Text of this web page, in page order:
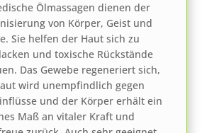
Ölmassagen dienen der
von Körper, Geist und
Sie helfen der Haut sich zu
und toxische Rückstände
Das Gewebe regeneriert sich,
wird unempfindlich gegen
und der Körper erhält ein
Maß an vitaler Kraft und